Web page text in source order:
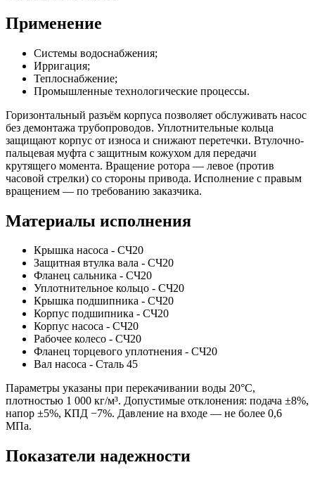
Применение
Системы водоснабжения;
Ирригация;
Теплоснабжение;
Промышленные технологические процессы.
Горизонтальный разъём корпуса позволяет обслуживать насос
без демонтажа трубопроводов. Уплотнительные кольца
защищают корпус от износа и снижают перетечки. Втулочно-
пальцевая муфта с защитным кожухом для передачи
крутящего момента. Вращение ротора — левое (против
часовой стрелки) со стороны привода. Исполнение с правым
вращением — по требованию заказчика.
Материалы исполнения
Крышка насоса - СЧ20
Защитная втулка вала - СЧ20
Фланец сальника - СЧ20
Уплотнительное кольцо - СЧ20
Крышка подшипника - СЧ20
Корпус подшипника - СЧ20
Корпус насоса - СЧ20
Рабочее колесо - СЧ20
Фланец торцевого уплотнения - СЧ20
Вал насоса - Сталь 45
Параметры указаны при перекачивании воды 20°С,
плотностью 1 000 кг/м³. Допустимые отклонения: подача ±8%,
напор ±5%, КПД −7%. Давление на входе — не более 0,6
МПа.
Показатели надежности